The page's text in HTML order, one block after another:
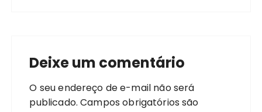
Deixe um comentário
O seu endereço de e-mail não será
publicado. Campos obrigatórios são